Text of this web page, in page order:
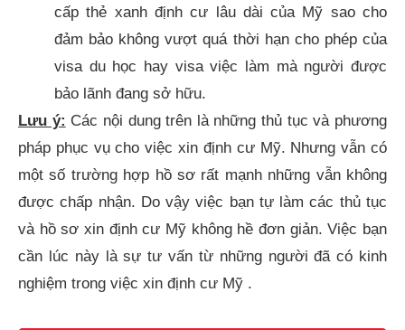
cấp thẻ xanh định cư lâu dài của Mỹ sao cho
đảm bảo không vượt quá thời hạn cho phép của
visa du học hay visa việc làm mà người được
bảo lãnh đang sở hữu.​
Lưu ý: Các nội dung trên là những thủ tục và phương
pháp phục vụ cho việc xin định cư Mỹ. Nhưng vẫn có
một số trường hợp hồ sơ rất mạnh những vẫn không
được chấp nhận. Do vậy việc bạn tự làm các thủ tục
và hồ sơ xin định cư Mỹ không hề đơn giản. Việc bạn
cần lúc này là sự tư vấn từ những người đã có kinh
nghiệm trong việc xin định cư Mỹ .